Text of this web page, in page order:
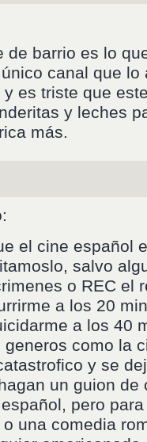
de barrio es lo
canal que
es triste que
y leches
más.
el cine español
salvo
o REC el
a los 20
a los 40
como la
y se
un guion de
pero
una comedia